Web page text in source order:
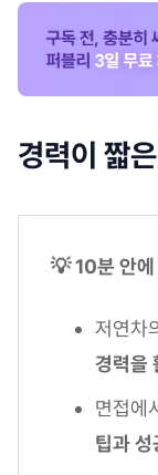
경력이 짧
💡 10분 안에
저연차
경력을
면접에
팁과 성